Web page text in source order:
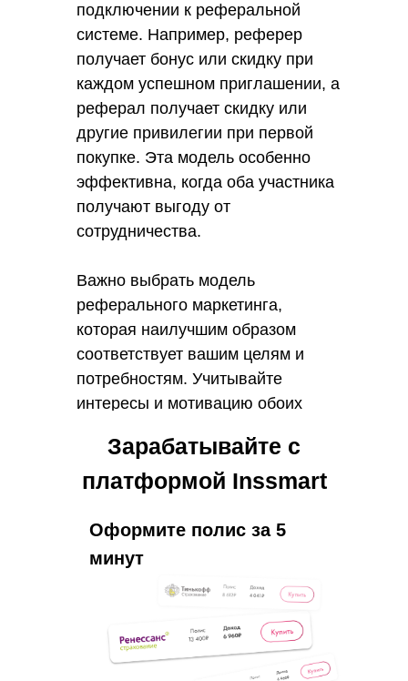
подключении к реферальной
системе. Например, реферер
получает бонус или скидку при
каждом успешном приглашении, а
реферал получает скидку или
другие привилегии при первой
покупке. Эта модель особенно
эффективна, когда оба участника
получают выгоду от
сотрудничества.
Важно выбрать модель
реферального маркетинга,
которая наилучшим образом
соответствует вашим целям и
потребностям. Учитывайте
интересы и мотивацию обоих
взаимовыгодную программу,
которая будет успешно
новых клиентов и повышать
лояльность существующих.
Оформите полис за 5
минут
Зарабатывайте с
платформой Inssmart